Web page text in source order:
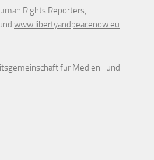
Rights Reporters,
www.libertyandpeacenow.eu
für Medien- und